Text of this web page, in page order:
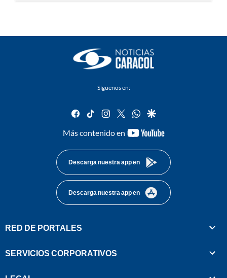
Síguenos en:
facebook
tiktok instagram
twitterwhatsapp
google
Más contenido en
youtube-
Descarga nuestra app en
Descarga nuestra app en
RED DE PORTALES
SERVICIOS CORPORATIVOS